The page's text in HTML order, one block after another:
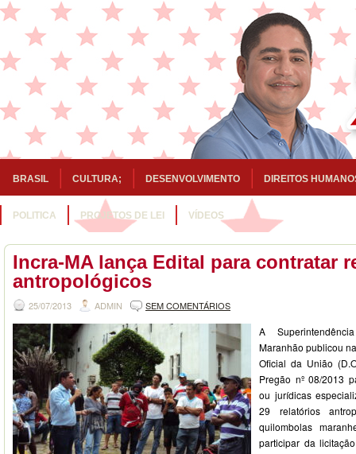
BRASIL CULTURA; DESENVOLVIMENTO DIREITOS
POLITICA PROJETOS DE LEI VÍDEOS
Incra-MA lança Edital para contratar
antropológicos
25/07/2013 ADMIN SEM COMENTÁRIOS
A
Maranhão publicou
Oficial da União
Pregão nº 08/2013
ou jurídicas
29 relatórios
quilombolas
participar da